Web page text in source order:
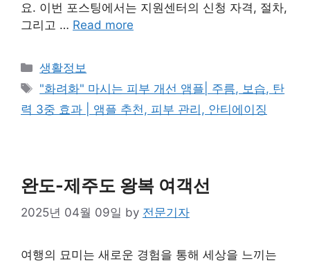
요. 이번 포스팅에서는 지원센터의 신청 자격, 절차,
그리고 … Read more
Categories
생활정보
Tags
"화려화" 마시는 피부 개선 앰플| 주름, 보습, 탄
력 3중 효과 | 앰플 추천, 피부 관리, 안티에이징
완도-제주도 왕복 여객선
2025년 04월 09일 by 전문기자
여행의 묘미는 새로운 경험을 통해 세상을 느끼는